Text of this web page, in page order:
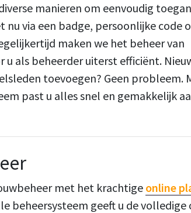
manieren om eenvoudig
via een badge, persoonlijke code
maken we het beheer van
u als beheerder uiterst efficiënt.
toevoegen? Geen probleem.
past u alles snel en gemakkelijk
met het krachtige online
beheersysteem geeft u de